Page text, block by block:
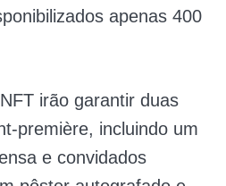
apenas 400
irão garantir duas
première, incluindo um
e convidados